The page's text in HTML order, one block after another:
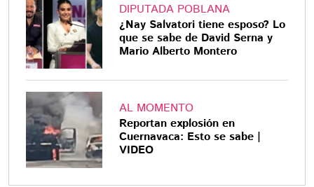
DIPUTADA POBLANA
¿Nay Salvatori tiene esposo? Lo
que se sabe de David Serna y
Mario Alberto Montero
AL MOMENTO
Reportan explosión en
Cuernavaca: Esto se sabe |
VIDEO